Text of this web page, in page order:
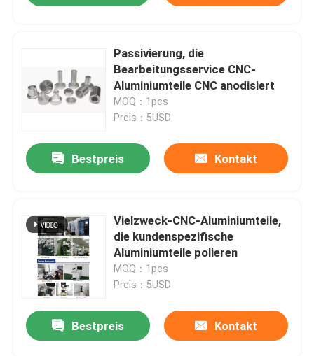
Passivierung, die
Bearbeitungsservice CNC-
Aluminiumteile CNC anodisiert
MOQ：1pcs
Preis：5USD
Bestpreis Kontakt
Vielzweck-CNC-Aluminiumteile,
die kundenspezifische
Aluminiumteile polieren
MOQ：1pcs
Preis：5USD
Bestpreis Kontakt